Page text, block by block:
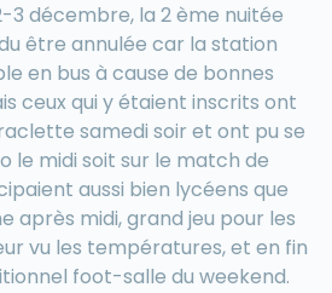
3 décembre, la 2 ème nuitée
être annulée car la station
en bus à cause de bonnes
ceux qui y étaient inscrits ont
samedi soir et ont pu se
le midi soit sur le match de
aussi bien lycéens que
après midi, grand jeu pour les
vu les températures, et en fin
foot-salle du weekend.